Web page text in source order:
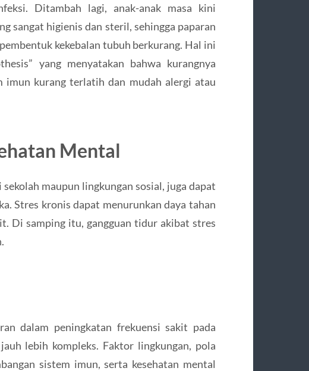
Ditambah lagi, anak-anak masa kini
sangat higienis dan steril, sehingga paparan
kekebalan tubuh berkurang. Hal ini
yang menyatakan bahwa kurangnya
imun kurang terlatih dan mudah alergi atau
Mental
maupun lingkungan sosial, juga dapat
Stres kronis dapat menurunkan daya tahan
Di samping itu, gangguan tidur akibat stres
dalam peningkatan frekuensi sakit pada
lebih kompleks. Faktor lingkungan, pola
sistem imun, serta kesehatan mental